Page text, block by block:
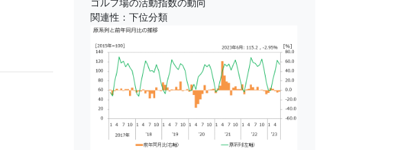
ゴルフ場の活動指数の動向
関連性：下位分類